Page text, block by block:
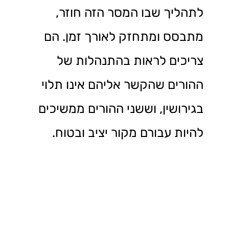
לתהליך שבו המסר הזה חוזר,
מתבסס ומתחזק לאורך זמן. הם
צריכים לראות בהתנהלות של
ההורים שהקשר אליהם אינו תלוי
בגירושין, וששני ההורים ממשיכים
להיות עבורם מקור יציב ובטוח.